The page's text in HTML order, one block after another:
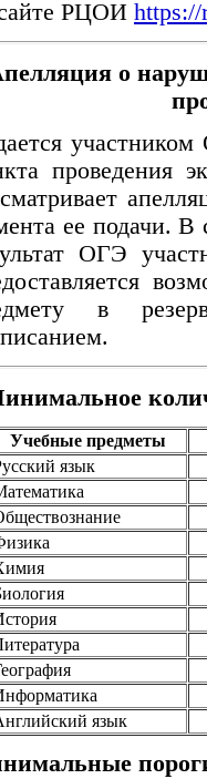
РЦОИ
о
проведения
ее подачи. В
ОГЭ
в
Учебные предметы
язык
язык